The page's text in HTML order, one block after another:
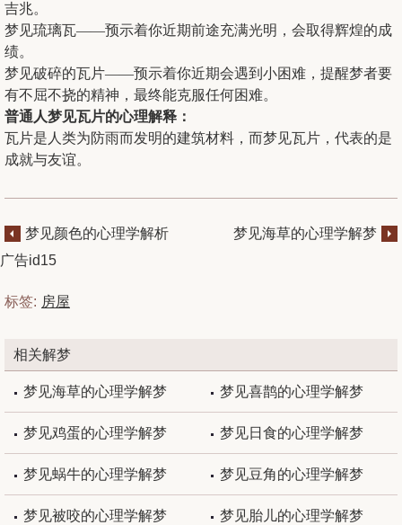
吉兆。
梦见琉璃瓦——预示着你近期前途充满光明，会取得辉煌的成
绩。
梦见破碎的瓦片——预示着你近期会遇到小困难，提醒梦者要
有不屈不挠的精神，最终能克服任何困难。
普通人梦见瓦片的心理解释：
瓦片是人类为防雨而发明的建筑材料，而梦见瓦片，代表的是
成就与友谊。
梦见颜色的心理学解析
梦见海草的心理学解梦
广告id15
标签: 房屋
相关解梦
梦见海草的心理学解梦 梦见喜鹊的心理学解梦
梦见鸡蛋的心理学解梦 梦见日食的心理学解梦
梦见蜗牛的心理学解梦 梦见豆角的心理学解梦
梦见被咬的心理学解梦 梦见胎儿的心理学解梦